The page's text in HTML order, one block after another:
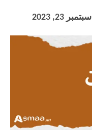
سبتمبر 23, 2023